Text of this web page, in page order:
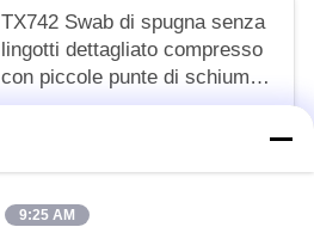
TX742 Swab di spugna senza
lingotti dettagliato compresso
con piccole punte di schiuma
in camera pulita per la pulizia
9:25 AM